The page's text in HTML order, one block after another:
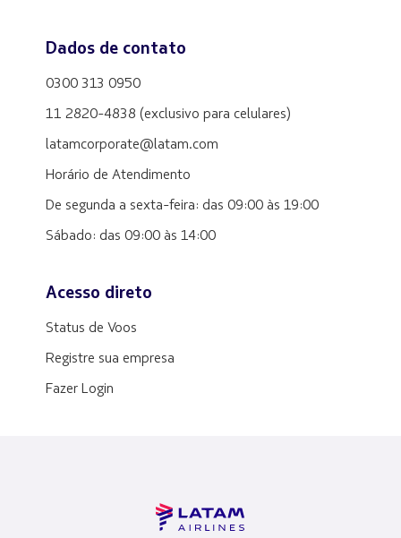
Dados de contato
0300 313 0950
11 2820-4838 (exclusivo para celulares)
latamcorporate@latam.com
Horário de Atendimento
De segunda a sexta-feira: das 09:00 às 19:00
Sábado: das 09:00 às 14:00
Acesso direto
Status de Voos
Registre sua empresa
Fazer Login